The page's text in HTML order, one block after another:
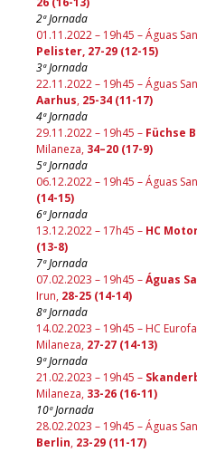
2ª Jornada
01.11.2022 – 19h45 – Águas
Pelister, 27-29 (12-15)
3ª Jornada
22.11.2022 – 19h45 – Águas
Aarhus, 25-34 (11-17)
4ª Jornada
29.11.2022 – 19h45 – Füchse
Milaneza, 34–20 (17-9)
5ª Jornada
06.12.2022 – 19h45 – Águas
(14-15)
6ª Jornada
13.12.2022 – 17h45 – HC
(13-8)
7ª Jornada
07.02.2023 – 19h45 –Águas
Irun, 28-25 (14-14)
8ª Jornada
14.02.2023 – 19h45 – HC
Milaneza, 27-27 (14-13)
9ª Jornada
21.02.2023 – 19h45 –
Milaneza, 33-26 (16-11)
10ª Jornada
28.02.2023 – 19h45 – Águas
Berlin, 23-29 (11-17)